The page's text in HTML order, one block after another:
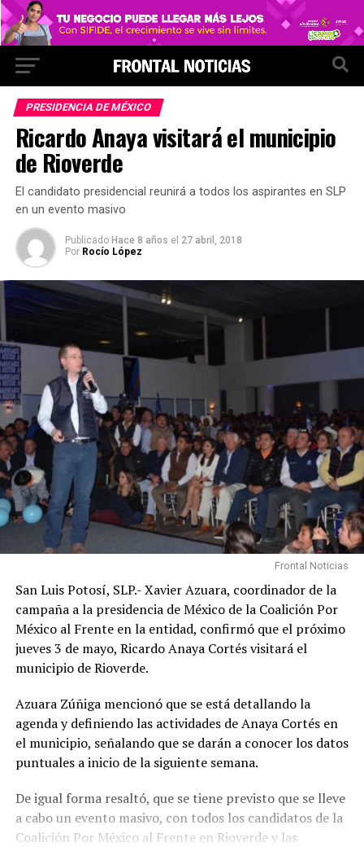
PRESIDENCIA DE MÉXICO
Ricardo Anaya visitará el municipio
de Rioverde
El candidato presidencial reunirá a todos los aspirantes en SLP
en un evento masivo
Publicado Hace 8 años el 27 abril, 2018
Por Rocío López
Frontal Noticias
San Luis Potosí, SLP.- Xavier Azuara, coordinador de la
campaña a la presidencia de México de la Coalición Por
México al Frente en la entidad, confirmó que el próximo
jueves 3 de mayo, Ricardo Anaya Cortés visitará el
municipio de Rioverde.
Azuara Zúñiga mencionó que se está detallando la
agenda y definiendo las actividades de Anaya Cortés en
el municipio, señalando que se darán a conocer los datos
puntuales a inicio de la siguiente semana.
De igual forma resaltó, que se tiene previsto que se lleve
a cabo un evento masivo, con todos los candidatos de la
Coalición Por México al Frente en Rioverde y las